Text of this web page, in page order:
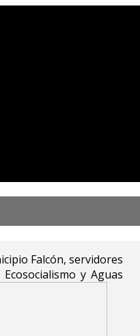
Falcón, servidores
y Aguas